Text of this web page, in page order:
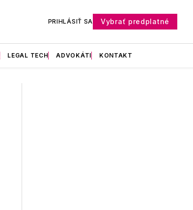
PRIHLÁSIŤ SA Vybrať predplatné
LEGAL TECH ADVOKÁTI KONTAKT